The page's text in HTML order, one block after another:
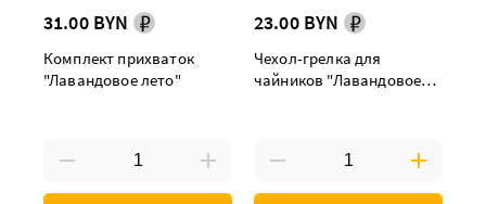
31.00 BYN
Комплект прихваток
"Лавандовое лето"
23.00 BYN
Чехол-грелка для
чайников "Лавандовое